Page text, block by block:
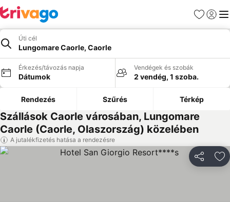
Kedvencek
Úti cél
Lungomare Caorle, Caorle
Érkezés/távozás napja
Dátumok
Vendégek és szobák
2 vendég, 1 szoba.
Rendezés Szűrés Térkép
Szállások Caorle városában, Lungomare
Caorle (Caorle, Olaszország) közelében
A jutalékfizetés hatása a rendezésre